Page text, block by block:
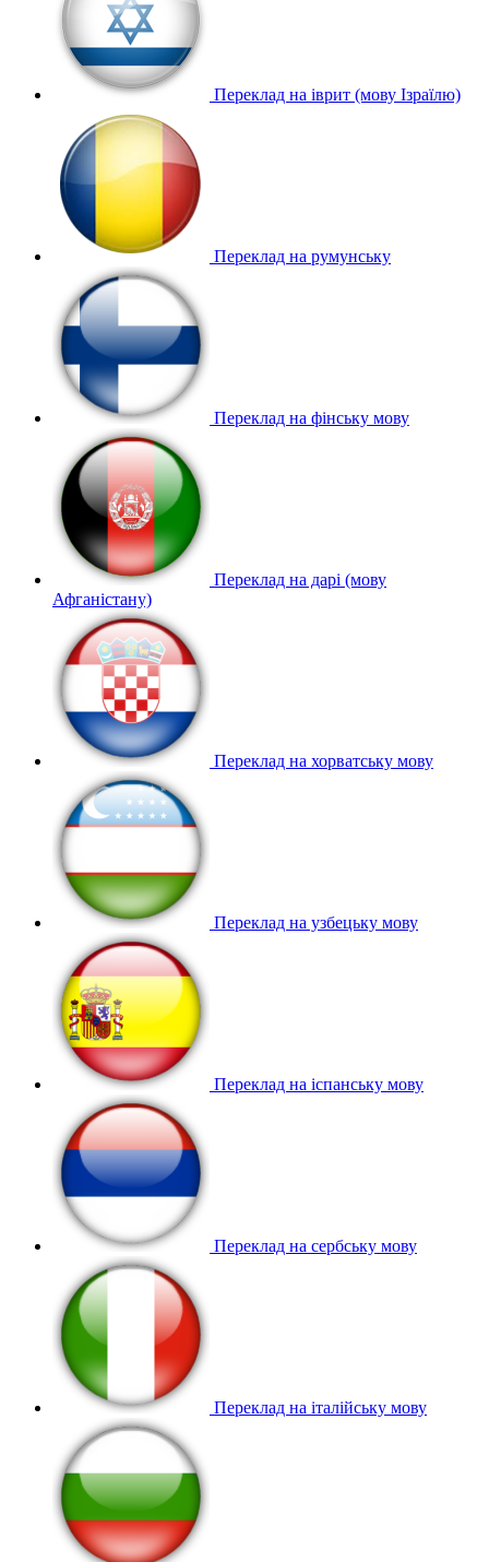
Переклад на іврит (мову Ізраїлю)
Переклад на румунську
Переклад на фінську мову
Переклад на дарі (мову
Афганістану)
Переклад на хорватську мову
Переклад на узбецьку мову
Переклад на іспанську мову
Переклад на сербську мову
Переклад на італійську мову